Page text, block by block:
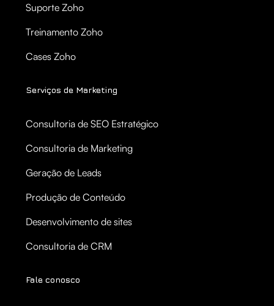
Suporte Zoho
Treinamento Zoho
Cases Zoho
Serviços de Marketing
Consultoria de SEO Estratégico
Consultoria de Marketing
Geração de Leads
Produção de Conteúdo
Desenvolvimento de sites
Consultoria de CRM
Fale conosco